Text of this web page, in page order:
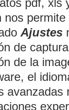
pdf, xls
nos
Ajustes
de
de la
el
avanzadas